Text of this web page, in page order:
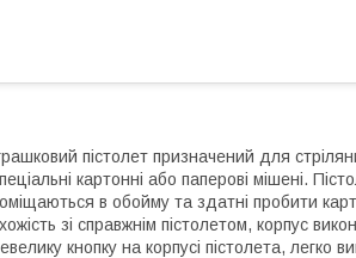
пістолет призначений для
картонні або паперові мішені.
в обойму та здатні пробити
зі справжнім пістолетом, корпус
кнопку на корпусі пістолета,